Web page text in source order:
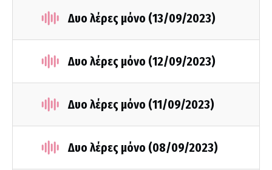
Δυο λέρες μόνο (13/09/2023)
Δυο λέρες μόνο (12/09/2023)
Δυο λέρες μόνο (11/09/2023)
Δυο λέρες μόνο (08/09/2023)